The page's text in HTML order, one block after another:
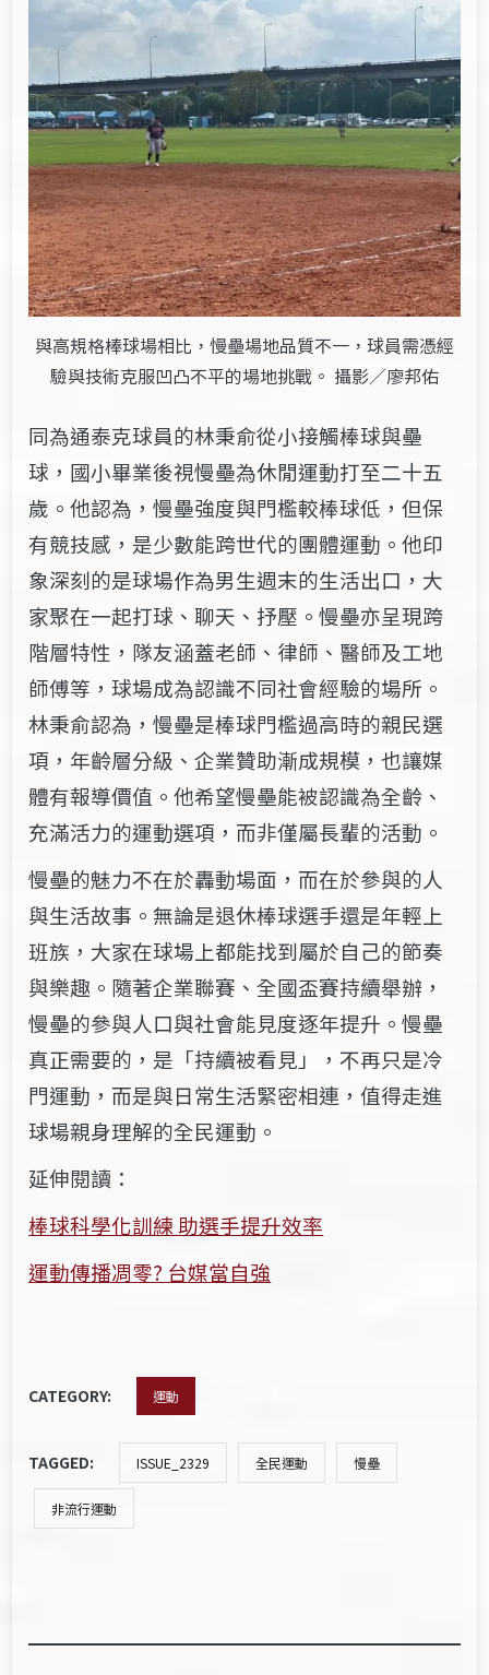
與高規格棒球場相比，慢壘場地品質不一，球員需憑經
驗與技術克服凹凸不平的場地挑戰。 攝影／廖邦佑
同為通泰克球員的林秉俞從小接觸棒球與壘
球，國小畢業後視慢壘為休閒運動打至二十五
歲。他認為，慢壘強度與門檻較棒球低，但保
有競技感，是少數能跨世代的團體運動。他印
象深刻的是球場作為男生週末的生活出口，大
家聚在一起打球、聊天、抒壓。慢壘亦呈現跨
階層特性，隊友涵蓋老師、律師、醫師及工地
師傅等，球場成為認識不同社會經驗的場所。
林秉俞認為，慢壘是棒球門檻過高時的親民選
項，年齡層分級、企業贊助漸成規模，也讓媒
體有報導價值。他希望慢壘能被認識為全齡、
充滿活力的運動選項，而非僅屬長輩的活動。
慢壘的魅力不在於轟動場面，而在於參與的人
與生活故事。無論是退休棒球選手還是年輕上
班族，大家在球場上都能找到屬於自己的節奏
與樂趣。隨著企業聯賽、全國盃賽持續舉辦，
慢壘的參與人口與社會能見度逐年提升。慢壘
真正需要的，是「持續被看見」，不再只是冷
門運動，而是與日常生活緊密相連，值得走進
球場親身理解的全民運動。
延伸閱讀：
棒球科學化訓練 助選手提升效率
運動傳播凋零? 台媒當自強
CATEGORY: 運動
TAGGED: ISSUE_2329 全民運動 慢壘
非流行運動